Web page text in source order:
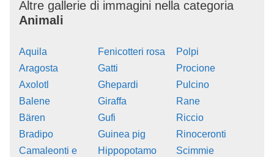
Altre gallerie di immagini nella categoria
Animali
Aquila
Aragosta
Axolotl
Balene
Bären
Bradipo
Camaleonti e
Fenicotteri rosa
Gatti
Ghepardi
Giraffa
Gufi
Guinea pig
Hippopotamo
Polpi
Procione
Pulcino
Rane
Riccio
Rinoceronti
Scimmie